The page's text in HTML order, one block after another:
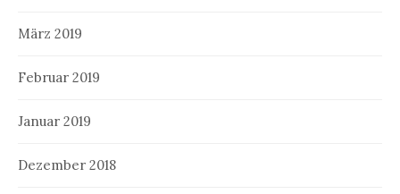
März 2019
Februar 2019
Januar 2019
Dezember 2018